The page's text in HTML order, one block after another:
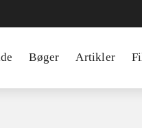
Bøger Artikler